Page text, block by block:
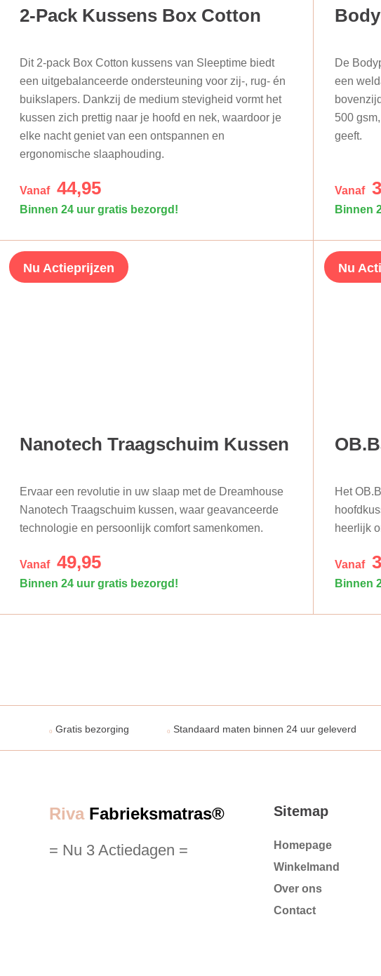
2-Pack Kussens Box Cotton
Dit 2-pack Box Cotton kussens van Sleeptime biedt
een uitgebalanceerde ondersteuning voor zij-, rug- én
buikslapers. Dankzij de medium stevigheid vormt het
kussen zich prettig naar je hoofd en nek, waardoor je
elke nacht geniet van een ontspannen en
ergonomische slaaphouding.
Vanaf 44,95
Binnen 24 uur gratis bezorgd!
De
een
500
geeft.
Vanaf
Binnen
Nu Actieprijzen
Nanotech Traagschuim Kussen
Ervaar een revolutie in uw slaap met de Dreamhouse
Nanotech Traagschuim kussen, waar geavanceerde
technologie en persoonlijk comfort samenkomen.
Vanaf 49,95
Binnen 24 uur gratis bezorgd!
Nu
Het
heerlijk
Vanaf
Binnen
Gratis bezorging Standaard maten binnen 24 uur geleverd
Riva Fabrieksmatras®
= Nu 3 Actiedagen =
Sitemap
Homepage
Winkelmand
Over ons
Contact